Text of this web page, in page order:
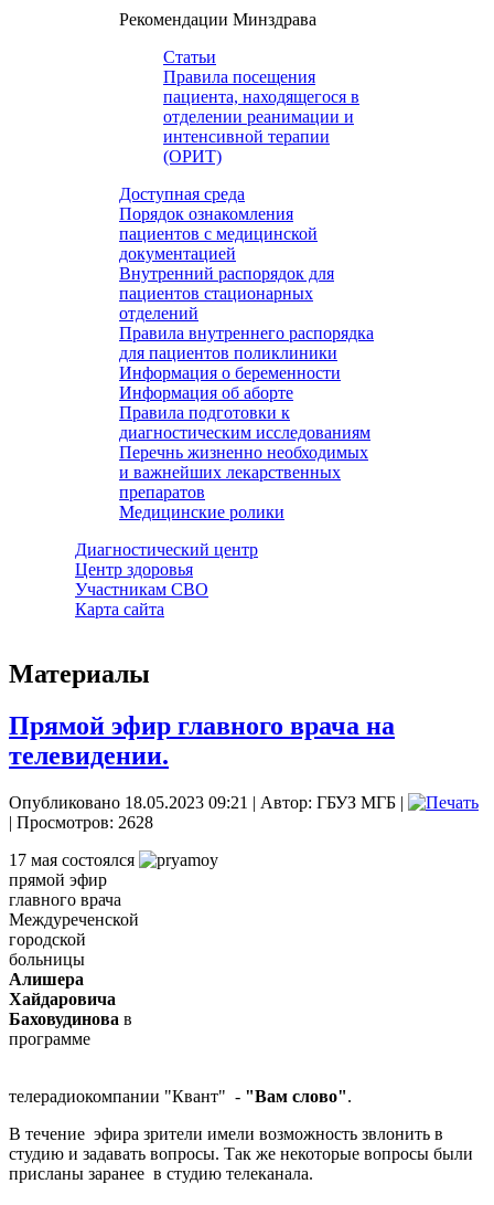
Рекомендации Минздрава
Статьи
Правила посещения
пациента, находящегося в
отделении реанимации и
интенсивной терапии
(ОРИТ)
Доступная среда
Порядок ознакомления
пациентов с медицинской
документацией
Внутренний распорядок для
пациентов стационарных
отделений
Правила внутреннего распорядка
для пациентов поликлиники
Информация о беременности
Информация об аборте
Правила подготовки к
диагностическим исследованиям
Перечнь жизненно необходимых
и важнейших лекарственных
препаратов
Медицинские ролики
Диагностический центр
Центр здоровья
Участникам СВО
Карта сайта
Материалы
Прямой эфир главного врача на
телевидении.
Опубликовано 18.05.2023 09:21 | Автор: ГБУЗ МГБ |
| Просмотров: 2628
17 мая состоялся
прямой эфир
главного врача
Междуреченской
городской
больницы
Алишера
Хайдаровича
Баховудинова в
программе
телерадиокомпании "Квант" - "Вам слово".
В течение эфира зрители имели возможность звлонить в
студию и задавать вопросы. Так же некоторые вопросы были
присланы заранее в студию телеканала.